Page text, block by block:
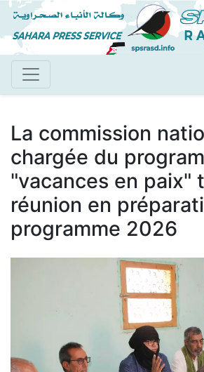
Aller
au
contenu
La commission
chargée du
"vacances en paix"
réunion en
programme 2026